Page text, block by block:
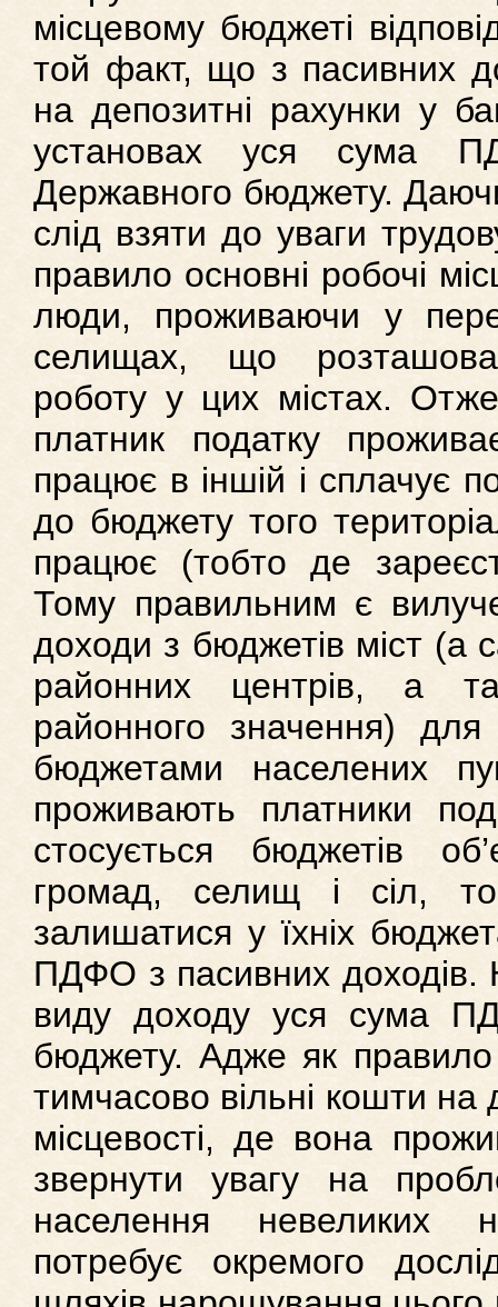
місцевому бюджеті
той факт, що з пасивних
на депозитні рахунки у
установах уся сума
Державного бюджету.
слід взяти до уваги
правило основні робочі
люди, проживаючи у
селищах, що
роботу у цих містах.
платник податку
працює в іншій і сплачує
до бюджету того
працює (тобто де
Тому правильним є
доходи з бюджетів міст (а
районних центрів, а
районного значення)
бюджетами населених
проживають платники
стосується бюджетів
громад, селищ і сіл,
залишатися у їхніх
ПДФО з пасивних доходів.
виду доходу уся сума
бюджету. Адже як
тимчасово вільні кошти на
місцевості, де вона
звернути увагу на
населення невеликих
потребує окремого